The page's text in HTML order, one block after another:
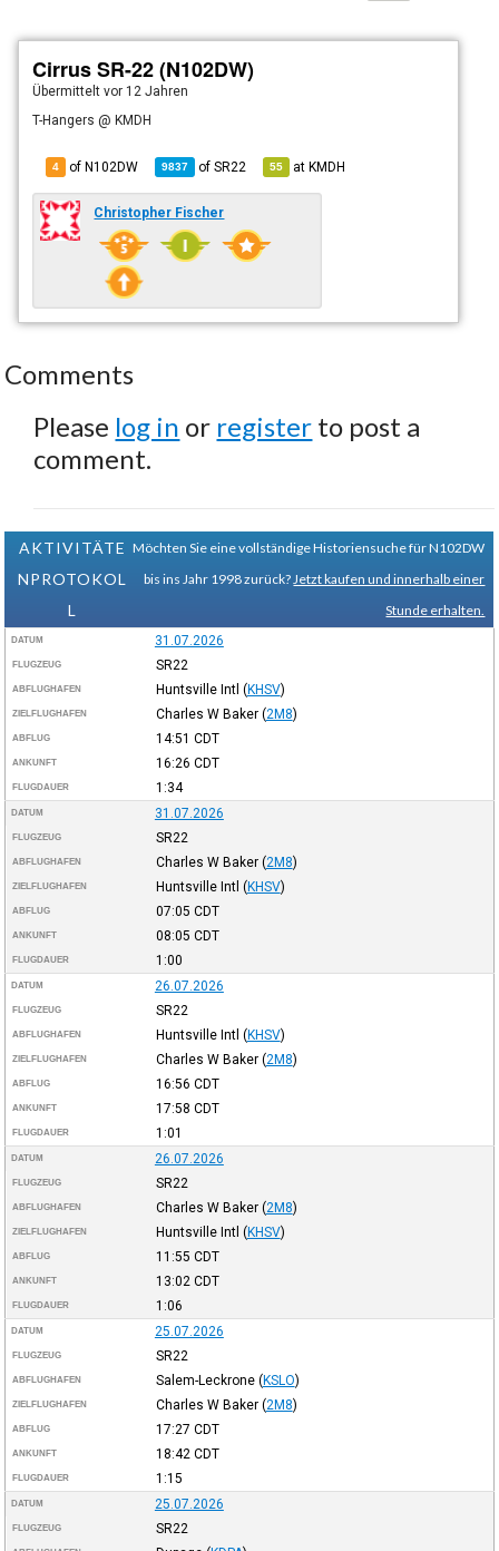
Cirrus SR-22 (N102DW)
Übermitteltvor 12 Jahren
T-Hangers @ KMDH
4 of N102DW 9837 ofSR22 55 atKMDH
Christopher Fischer
Comments
Please log in or register to post a
comment.
AKTIVITÄTE
NPROTOKOL
L
Möchten Sie eine vollständige Historiensuche für N102DW
bis ins Jahr 1998 zurück? Jetzt kaufen und innerhalb einer
Stunde erhalten.
DATUM 31.07.2026
FLUGZEUG SR22
ABFLUGHAFEN Huntsville Intl (KHSV)
ZIELFLUGHAFEN Charles W Baker (2M8)
ABFLUG 14:51 CDT
ANKUNFT 16:26 CDT
FLUGDAUER 1:34
DATUM 31.07.2026
FLUGZEUG SR22
ABFLUGHAFEN Charles W Baker (2M8)
ZIELFLUGHAFEN Huntsville Intl (KHSV)
ABFLUG 07:05 CDT
ANKUNFT 08:05 CDT
FLUGDAUER 1:00
DATUM 26.07.2026
FLUGZEUG SR22
ABFLUGHAFEN Huntsville Intl (KHSV)
ZIELFLUGHAFEN Charles W Baker (2M8)
ABFLUG 16:56 CDT
ANKUNFT 17:58 CDT
FLUGDAUER 1:01
DATUM 26.07.2026
FLUGZEUG SR22
ABFLUGHAFEN Charles W Baker (2M8)
ZIELFLUGHAFEN Huntsville Intl (KHSV)
ABFLUG 11:55 CDT
ANKUNFT 13:02 CDT
FLUGDAUER 1:06
DATUM 25.07.2026
FLUGZEUG SR22
ABFLUGHAFEN Salem-Leckrone (KSLO)
ZIELFLUGHAFEN Charles W Baker (2M8)
ABFLUG 17:27 CDT
ANKUNFT 18:42 CDT
FLUGDAUER 1:15
DATUM 25.07.2026
FLUGZEUG SR22